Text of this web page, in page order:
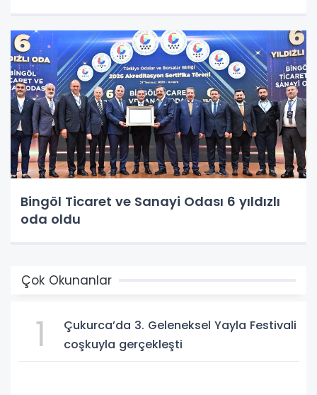
Bingöl Ticaret ve Sanayi Odası 6 yıldızlı
oda oldu
Çok Okunanlar
1
Çukurca’da 3. Geleneksel Yayla Festivali
coşkuyla gerçekleşti